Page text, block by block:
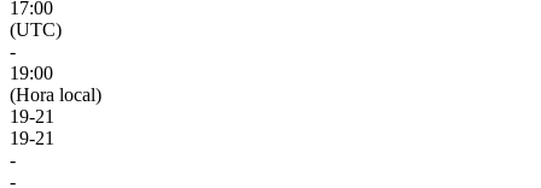
17:00
(UTC)
-
19:00
(Hora local)
19-21
19-21
-
-